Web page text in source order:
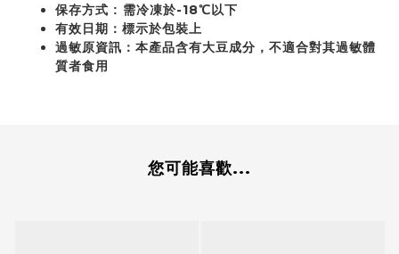
保存方式 : 需冷凍於-18℃以下
有效日期：標示於包裝上
過敏原資訊：本產品含有大豆成分，不適合對其過敏體
質者食用
您可能喜歡...